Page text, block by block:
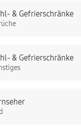
& Gefrierschränke
& Gefrierschränke